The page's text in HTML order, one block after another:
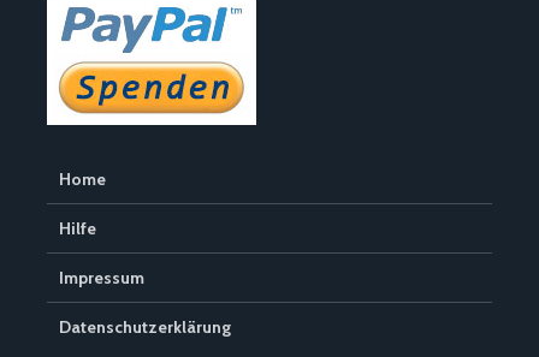
Home
Hilfe
Impressum
Datenschutzerklärung